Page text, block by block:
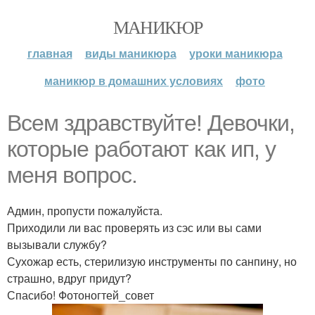
МАНИКЮР
главная виды маникюра
уроки маникюра
маникюр в домашних условиях
фото
Всем здравствуйте! Девочки,
которые работают как ип, у
меня вопрос.
Админ, пропусти пожалуйста.
Приходили ли вас проверять из сэс или вы сами
вызывали службу?
Сухожар есть, стерилизую инструменты по санпину, но
страшно, вдруг придут?
Спасибо! Фотоногтей_совет